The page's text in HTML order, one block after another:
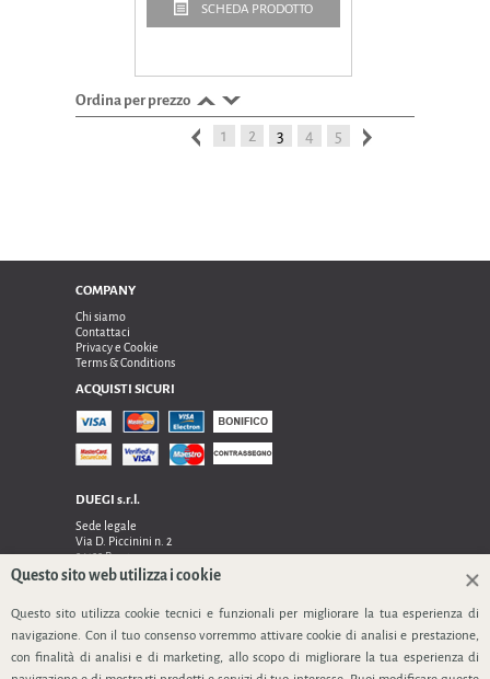
SCHEDA PRODOTTO
1 2 3 4 5
Ordina per prezzo
COMPANY
Chi siamo
Contattaci
Privacy e Cookie
Terms & Conditions
ACQUISTI SICURI
DUEGI s.r.l.
Sede legale
Via D. Piccinini n. 2
24122 Bergamo
Sede operativa e amministrativa:
24048 Treviolo (Bg)
TEL 0354128024, FAX 0354129132
P.IVA 03535240166
SEGUICI
Questo sito web utilizza i cookie
Questo sito utilizza cookie tecnici e funzionali per migliorare la tua esperienza di
navigazione. Con il tuo consenso vorremmo attivare cookie di analisi e prestazione,
con finalità di analisi e di marketing, allo scopo di migliorare la tua esperienza di